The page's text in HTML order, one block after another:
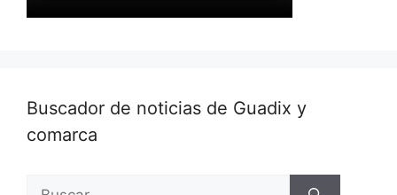
Buscador de noticias de Guadix y
comarca
Buscar: